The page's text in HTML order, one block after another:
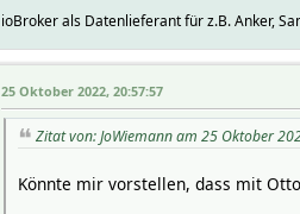
ioBroker als Datenlieferant für z.B. Anker,
25 Oktober 2022, 20:57:57
Zitat von: JoWiemann am 25 Oktober
Könnte mir vorstellen, dass mit